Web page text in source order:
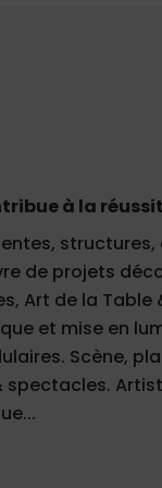
à la
de projets
Art de la
et mise en
Scène,